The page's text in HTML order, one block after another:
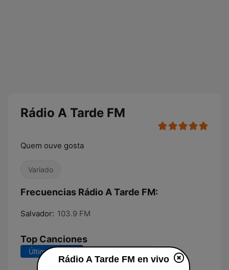
Rádio A Tarde FM
Quem ouve gosta
Variado
Frecuencias Rádio A Tarde FM:
Salvador: 103.9 FM
Top Canciones
Últimos 7 días
Rádio A Tarde FM en vivo